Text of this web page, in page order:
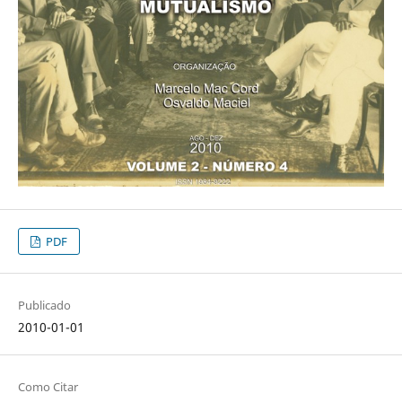
PDF
Publicado
2010-01-01
Como Citar